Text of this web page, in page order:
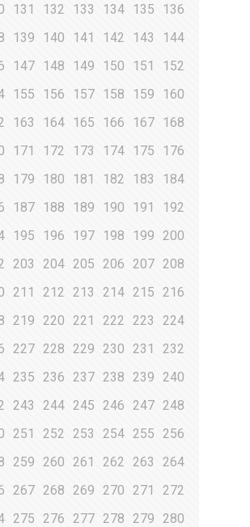
131 132 133 134 135
136
139 140 141 142 143
144
147 148 149 150 151
152
155 156 157 158 159
160
163 164 165 166 167 168
171 172 173 174 175
176
179 180 181 182 183
184
187 188 189 190 191
192
195 196 197 198 199 200
203 204 205 206 207 208
211 212 213 214 215 216
219 220 221 222 223
224
227 228 229 230 231
232
235 236 237 238 239 240
243 244 245 246 247 248
251 252 253 254 255 256
259 260 261 262 263
264
267 268 269 270 271
272
275 276 277 278 279 280